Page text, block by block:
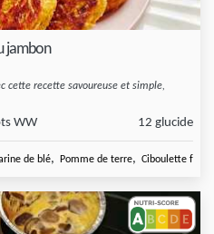
jambon
cette recette savoureuse et simple,
WW 12 glucide
de blé, Pomme de terre, Ciboulette